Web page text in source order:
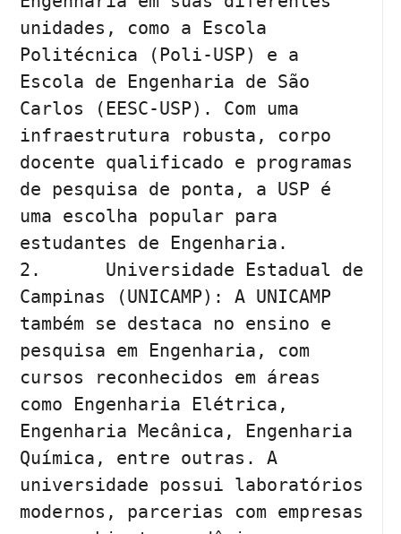
unidades, como a Escola
Politécnica (Poli-USP) e a
Escola de Engenharia de São
Carlos (EESC-USP). Com uma
infraestrutura robusta, corpo
docente qualificado e programas
de pesquisa de ponta, a USP é
uma escolha popular para
estudantes de Engenharia.
2.	Universidade Estadual de
Campinas (UNICAMP): A UNICAMP
também se destaca no ensino e
pesquisa em Engenharia, com
cursos reconhecidos em áreas
como Engenharia Elétrica,
Engenharia Mecânica, Engenharia
Química, entre outras. A
universidade possui laboratórios
modernos, parcerias com empresas